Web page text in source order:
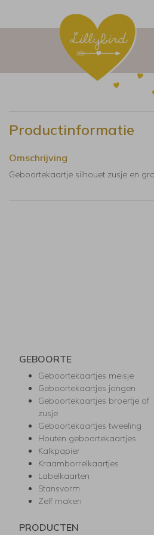
Productinformatie
Omschrijving
Geboortekaartje silhouet zusje en
GEBOORTE
Geboortekaartjes meisje
Geboortekaartjes jongen
Geboortekaartjes broertje of
zusje
Geboortekaartjes tweeling
Houten geboortekaartjes
Kalkpapier
Kraamborrelkaartjes
Labelkaarten
Stansvorm
Zelf maken
PRODUCTEN